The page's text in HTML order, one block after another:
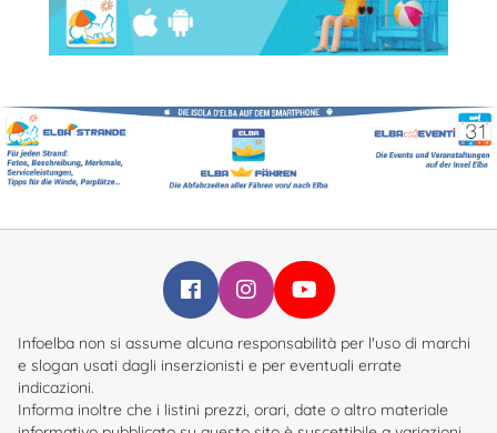
Infoelba su Facebook
Infoelba su Instagram
Infoelba su YouTube
Infoelba non si assume alcuna responsabilità per l'uso di marchi
e slogan usati dagli inserzionisti e per eventuali errate
indicazioni.
Informa inoltre che i listini prezzi, orari, date o altro materiale